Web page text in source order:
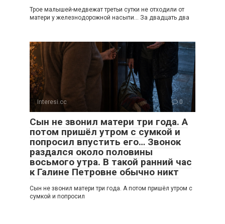
Трое малышей-медвежат третьи сутки не отходили от
матери у железнодорожной насыпи… За двадцать два
Interesi.cc 0
Сын не звонил матери три года. А
потом пришёл утром с сумкой и
попросил впустить его… Звонок
раздался около половины
восьмого утра. В такой ранний час
к Галине Петровне обычно никт
Сын не звонил матери три года. А потом пришёл утром с
сумкой и попросил